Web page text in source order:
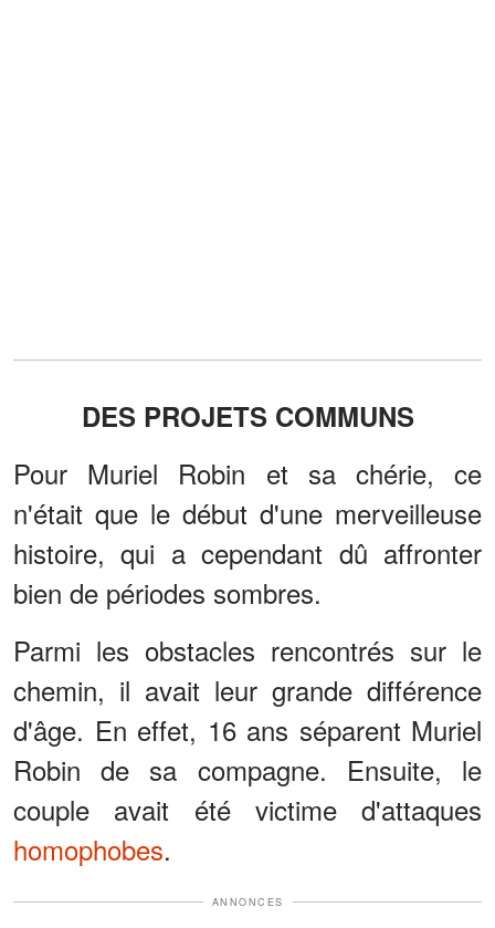
DES PROJETS COMMUNS
Pour Muriel Robin et sa chérie, ce
n'était que le début d'une merveilleuse
histoire, qui a cependant dû affronter
bien de périodes sombres.
Parmi les obstacles rencontrés sur le
chemin, il avait leur grande différence
d'âge. En effet, 16 ans séparent Muriel
Robin de sa compagne. Ensuite, le
couple avait été victime d'attaques
homophobes.
ANNONCES